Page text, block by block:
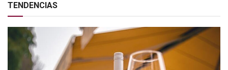
TENDENCIAS